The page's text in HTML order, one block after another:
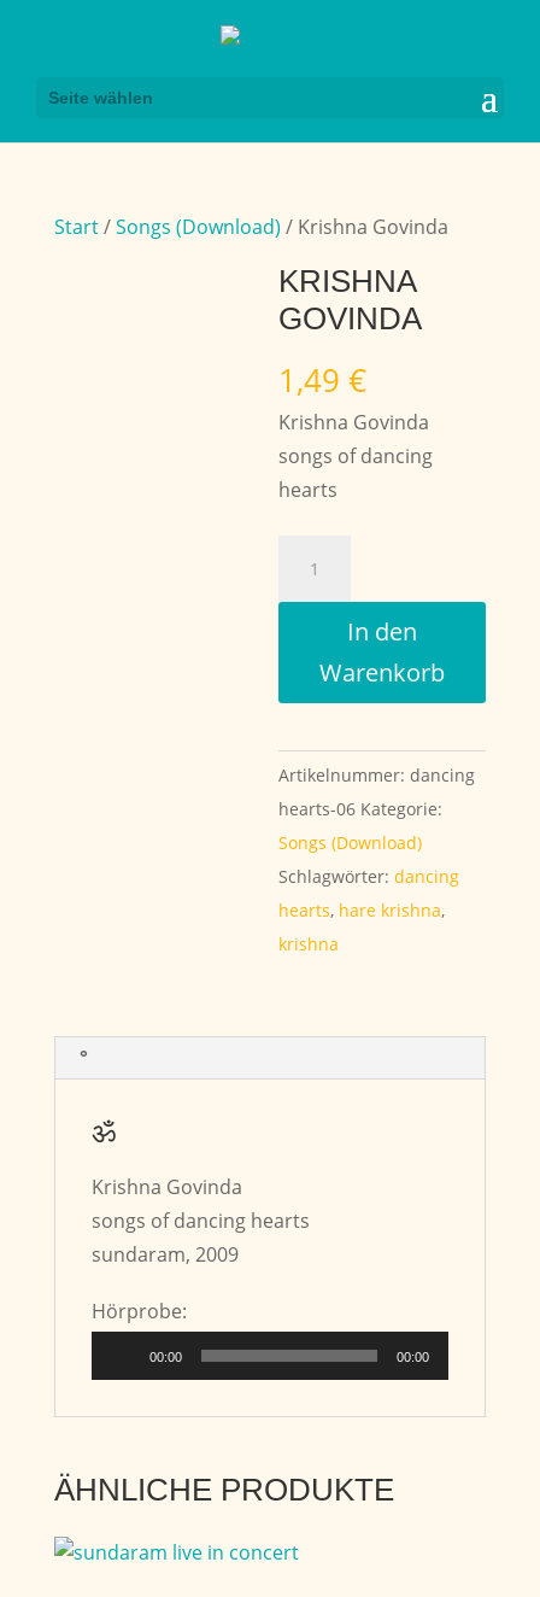
Seite wählen
Start/Songs (Download) / Krishna Govinda
KRISHNA
GOVINDA
1,49€
Krishna Govinda
songs of dancing
hearts
In den
Warenkorb
Artikelnummer:dancing
hearts-06 Kategorie:
Songs (Download)
Schlagwörter:dancing
hearts, hare krishna,
krishna
°
ॐ
Krishna Govinda
songs of dancing hearts
sundaram, 2009
Hörprobe:
Player
00:00 00:00
ÄHNLICHE PRODUKTE